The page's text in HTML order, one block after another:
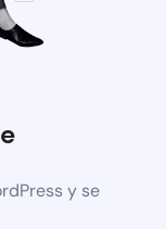
y se